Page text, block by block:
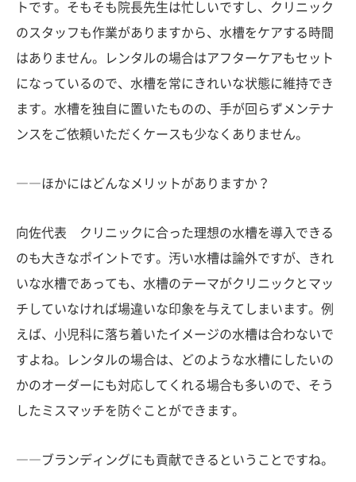
トです。そもそも院長先生は忙しいですし、クリニック
のスタッフも作業がありますから、水槽をケアする時間
はありません。レンタルの場合はアフターケアもセット
になっているので、水槽を常にきれいな状態に維持でき
ます。水槽を独自に置いたものの、手が回らずメンテナ
ンスをご依頼いただくケースも少なくありません。
――ほかにはどんなメリットがありますか？
向佐代表 クリニックに合った理想の水槽を導入できる
のも大きなポイントです。汚い水槽は論外ですが、きれ
いな水槽であっても、水槽のテーマがクリニックとマッ
チしていなければ場違いな印象を与えてしまいます。例
えば、小児科に落ち着いたイメージの水槽は合わないで
すよね。レンタルの場合は、どのような水槽にしたいの
かのオーダーにも対応してくれる場合も多いので、そう
したミスマッチを防ぐことができます。
――ブランディングにも貢献できるということですね。